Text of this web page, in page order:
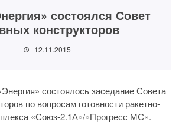
состоялся Совет
конструкторов
12.11.2015
состоялось заседание Совета
по вопросам готовности ракетно-
«Союз-2.1А»/»Прогресс МС».